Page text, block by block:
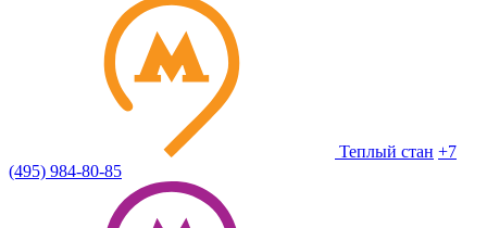
Теплый стан +7
(495) 984-80-85